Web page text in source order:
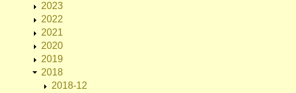
2023
2022
2021
2020
2019
2018
2018-12